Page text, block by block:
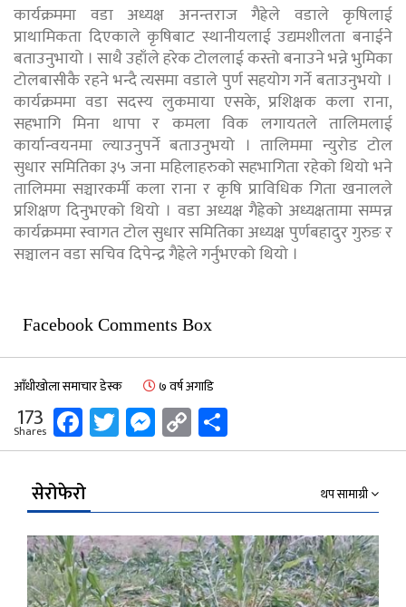
कार्यक्रममा वडा अध्यक्ष अनन्तराज गैह्रेले वडाले कृषिलाई
प्राथामिकता दिएकाले कृषिबाट स्थानीयलाई उद्यमशीलता बनाईने
बताउनुभायो । साथै उहाँले हरेक टोललाई कस्तो बनाउने भन्ने भुमिका
टोलबासीकै रहने भन्दै त्यसमा वडाले पुर्ण सहयोग गर्ने बताउनुभयो ।
कार्यक्रममा वडा सदस्य लुकमाया एसके, प्रशिक्षक कला राना,
सहभागि मिना थापा र कमला विक लगायतले तालिमलाई
कार्यान्वयनमा ल्याउनुपर्ने बताउनुभयो । तालिममा न्युरोड टोल
सुधार समितिका ३५ जना महिलाहरुको सहभागिता रहेको थियो भने
तालिममा सञ्चारकर्मी कला राना र कृषि प्राविधिक गिता खनालले
प्रशिक्षण दिनुभएको थियो । वडा अध्यक्ष गैह्रेको अध्यक्षतामा सम्पन्न
कार्यक्रममा स्वागत टोल सुधार समितिका अध्यक्ष पुर्णबहादुर गुरुङ र
सञ्चालन वडा सचिव दिपेन्द्र गैह्रेले गर्नुभएको थियो ।
Facebook Comments Box
आँधीखोला समाचार डेस्क ७ वर्ष अगाडि
173
Shares Facebook
Twitter
Messenger
Copy
Link
सेरोफेरो थप सामाग्री